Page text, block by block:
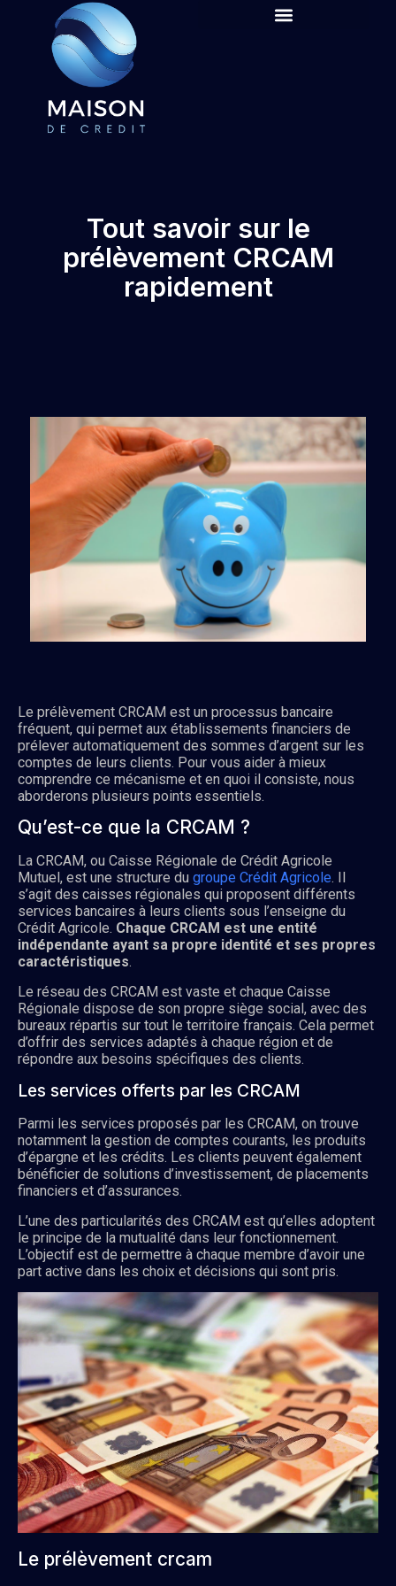
Tout savoir sur le
prélèvement CRCAM
rapidement
Le prélèvement CRCAM est un processus bancaire
fréquent, qui permet aux établissements financiers de
prélever automatiquement des sommes d’argent sur les
comptes de leurs clients. Pour vous aider à mieux
comprendre ce mécanisme et en quoi il consiste, nous
aborderons plusieurs points essentiels.
Qu’est-ce que la CRCAM ?
La CRCAM, ou Caisse Régionale de Crédit Agricole
Mutuel, est une structure du groupe Crédit Agricole. Il
s’agit des caisses régionales qui proposent différents
services bancaires à leurs clients sous l’enseigne du
Crédit Agricole. Chaque CRCAM est une entité
indépendante ayant sa propre identité et ses propres
caractéristiques.
Le réseau des CRCAM est vaste et chaque Caisse
Régionale dispose de son propre siège social, avec des
bureaux répartis sur tout le territoire français. Cela permet
d’offrir des services adaptés à chaque région et de
répondre aux besoins spécifiques des clients.
Les services offerts par les CRCAM
Parmi les services proposés par les CRCAM, on trouve
notamment la gestion de comptes courants, les produits
d’épargne et les crédits. Les clients peuvent également
bénéficier de solutions d’investissement, de placements
financiers et d’assurances.
L’une des particularités des CRCAM est qu’elles adoptent
le principe de la mutualité dans leur fonctionnement.
L’objectif est de permettre à chaque membre d’avoir une
part active dans les choix et décisions qui sont pris.
Le prélèvement crcam